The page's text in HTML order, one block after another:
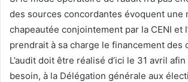
des sources concordantes évoquent une
chapeautée conjointement par la CENI et
prendrait à sa charge le financement des
L’audit doit être réalisé d’ici le 31 avril
besoin, à la Délégation générale aux